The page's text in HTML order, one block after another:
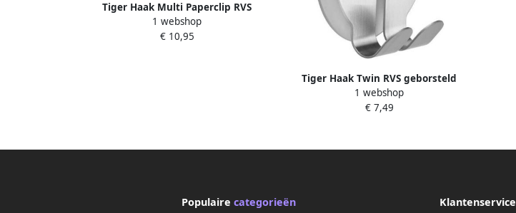
Tiger Haak Multi Paperclip RVS
geborsteld 15x4.5x1.7cm 163330941
1 webshop
€ 10,95
Tiger Haak Twin RVS geborsteld
6.5x6.8x3.8cm 175230941
1 webshop
€ 7,49
Populaire categorieën Klantenservice